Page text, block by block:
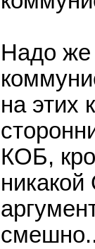
Надо
на этих
КОБ,